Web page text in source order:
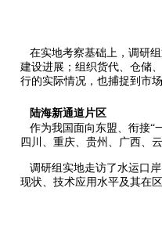
在实地考察基础上，调研
建设进展；组织货代、仓储
行的实际情况，也捕捉到市
陆海新通道片区
作为我国面向东盟、衔接“
四川、重庆、贵州、广西、
调研组实地走访了水运口
现状、技术应用水平及其在